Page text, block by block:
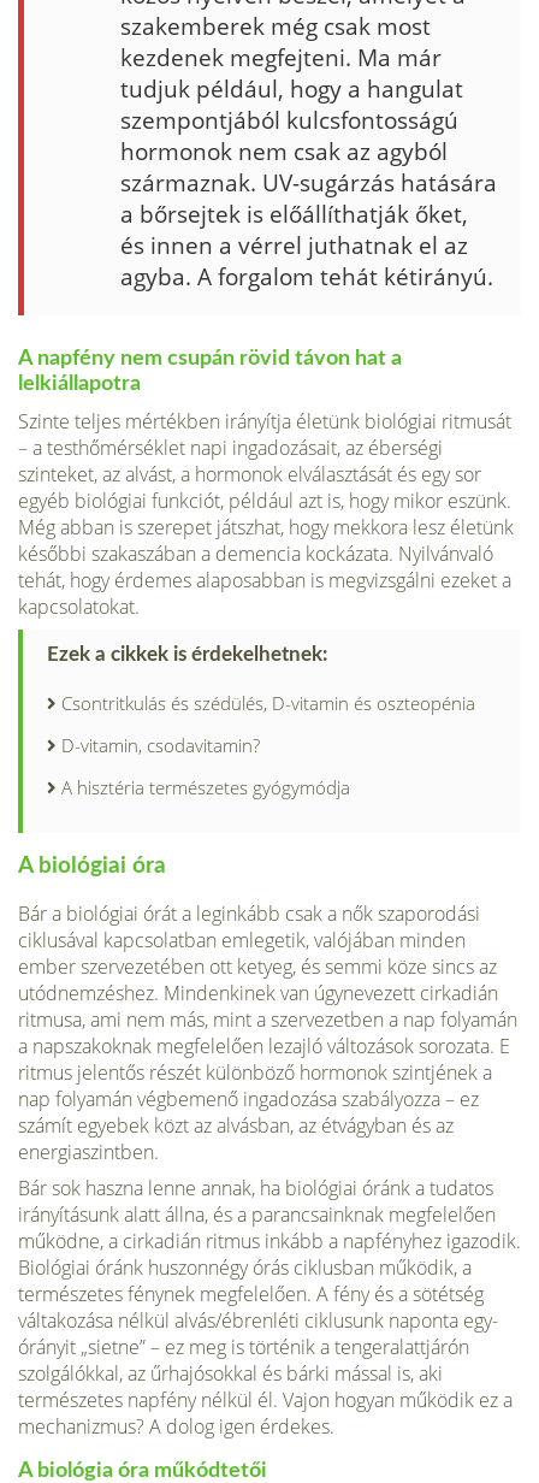
szak­emberek még csak most
kezdenek megfejteni. Ma már
tudjuk például, hogy a hangulat
szempontjából kulcsfontosságú
hormonok nem csak az agyból
származnak. UV-sugárzás hatására
a bőrsejtek is előállít­hatják őket,
és innen a vérrel juthatnak el az
agyba. A forgalom tehát kétirányú.
A napfény nem csupán rövid távon hat a
lelkiállapotra
Szinte tel­jes mértékben irányítja életünk biológiai ritmusát
– a testhőmérséklet napi ingadozásait, az éberségi
szinteket, az alvást, a hormonok elvá­lasztását és egy sor
egyéb biológiai funkciót, például azt is, hogy mi­kor eszünk.
Még abban is szerepet játszhat, hogy mekkora lesz éle­tünk
későbbi szakaszában a demencia kockázata. Nyilvánvaló
tehát, hogy érdemes alaposabban is megvizsgálni ezeket a
kapcsolatokat.
Ezek a cikkek is érdekelhetnek:
Csontritkulás és szédülés, D-vitamin és oszteopénia
D-vitamin, csodavitamin?
A hisztéria természetes gyógymódja
A biológiai óra
Bár a biológiai órát a leginkább csak a nők szaporodási
ciklusával kap­csolatban emlegetik, valójában minden
ember szervezetében ott ke­tyeg, és semmi köze sincs az
utódnemzéshez. Mindenkinek van úgy­nevezett cirkadián
ritmusa, ami nem más, mint a szervezetben a nap folyamán
a napszakoknak megfelelően lezajló változások sorozata. E
ritmus jelentős részét különböző hormonok szintjének a
nap folya­mán végbemenő ingadozása szabályozza – ez
számít egyebek közt az alvásban, az étvágyban és az
energiaszintben.
Bár sok haszna lenne annak, ha biológiai óránk a tudatos
irányítá­sunk alatt állna, és a parancsainknak megfelelően
működne, a cirkadián ritmus inkább a napfényhez igazodik.
Biológiai óránk huszonnégy órás ciklusban működik, a
természetes fénynek megfelelően. A fény és a sötétség
váltakozása nélkül alvás/ébrenléti ciklusunk naponta egy­
órányit „sietne” – ez meg is történik a tengeralattjárón
szolgálókkal, az űrhajósokkal és bárki mással is, aki
természetes napfény nélkül él. Vajon hogyan működik ez a
mechanizmus? A dolog igen érdekes.
A biológia óra műkódtetői